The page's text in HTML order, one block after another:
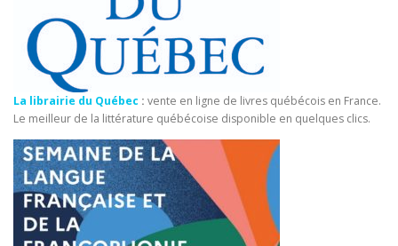
La librairie du Québec : vente en ligne de livres québécois en France.
Le meilleur de la littérature québécoise disponible en quelques clics.